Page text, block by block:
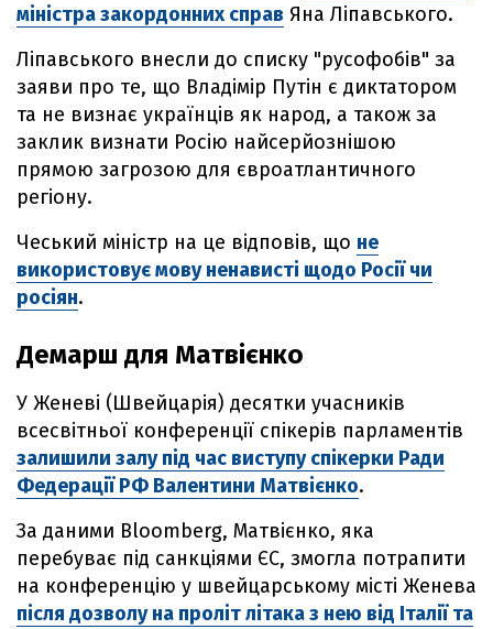
міністра закордонних справ Яна Ліпавського.
Ліпавського внесли до списку "русофобів" за
заяви про те, що Владімір Путін є диктатором
та не визнає українців як народ, а також за
заклик визнати Росію найсерйознішою
прямою загрозою для євроатлантичного
регіону.
Чеський міністр на це відповів, що не
використовує мову ненависті щодо Росії чи
росіян.
Демарш для Матвієнко
У Женеві (Швейцарія) десятки учасників
всесвітньої конференції спікерів парламентів
залишили залу під час виступу спікерки Ради
Федерації РФ Валентини Матвієнко.
За даними Bloomberg, Матвієнко, яка
перебуває під санкціями ЄС, змогла потрапити
на конференцію у швейцарському місті Женева
після дозволу на проліт літака з нею від Італії та